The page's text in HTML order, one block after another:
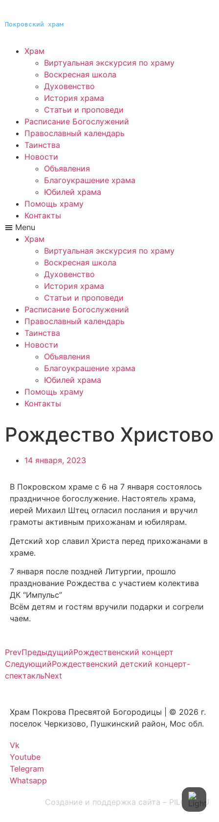
Покровский храм
Храм
Виртуальная экскурсия по храму
Воскресная школа
Духовенство
История храма
Статьи и проповеди
Расписание Богослужений
Православный календарь
Таинства
Новости
Объявления
Благоукрашение храма
Юбилей храма
Помощь храму
Контакты
Menu
Храм
Виртуальная экскурсия по храму
Воскресная школа
Духовенство
История храма
Статьи и проповеди
Расписание Богослужений
Православный календарь
Таинства
Новости
Объявления
Благоукрашение храма
Юбилей храма
Помощь храму
Контакты
Рождество Христово
14 января, 2023
В Покровском храме с 6 на 7 января состоялось
праздничное богослужение. Настоятель храма,
иерей Михаил Штец огласил послания и вручил
грамоты активным прихожанам и юбилярам.
Детский хор славил Христа перед прихожанами в
храме.
7 января после поздней Литургии, прошло
празднование Рождества с участием колектива
ДК “Импульс”
Всём детям и гостям вручили подарки и согрели
чаем.
PrevПредыдущийРождественский концерт
СледующийРождественский детский концерт-
спектакльNext
Храм Покрова Пресвятой Богородицы | © 2026 г.
поселок Черкизово, Пушкинский район, Мос обл.
Vk
Youtube
Telegram
Whatsapp
Создание и поддержка сайта – PILOTO.RU